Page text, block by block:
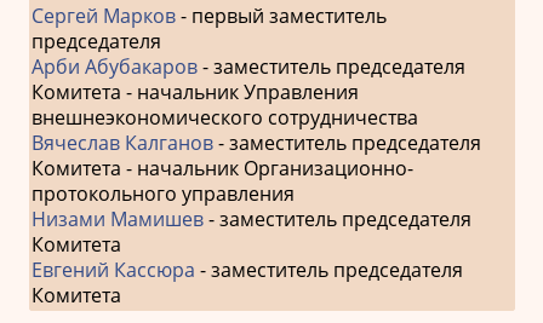
Сергей Марков- первый заместитель
председателя
Арби Абубакаров- заместитель председателя
Комитета - начальник Управления
внешнеэкономического сотрудничества
Вячеслав Калганов- заместитель председателя
Комитета - начальник Организационно-
протокольного управления
Низами Мамишев- заместитель председателя
Комитета
Евгений Кассюра - заместитель председателя
Комитета